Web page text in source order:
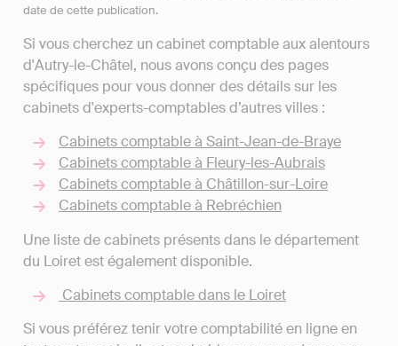
date de cette publication.
Si vous cherchez un cabinet comptable aux alentours
d'Autry-le-Châtel, nous avons conçu des pages
spécifiques pour vous donner des détails sur les
cabinets d'experts-comptables d’autres villes :
Cabinets comptable à Saint-Jean-de-Braye
Cabinets comptable à Fleury-les-Aubrais
Cabinets comptable à Châtillon-sur-Loire
Cabinets comptable à Rebréchien
Une liste de cabinets présents dans le département
du Loiret est également disponible.
Cabinets comptable dans le Loiret
Si vous préférez tenir votre comptabilité en ligne en